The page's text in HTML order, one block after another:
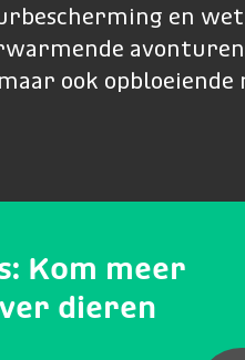
en
ook opbloeiende
Kom meer
dieren